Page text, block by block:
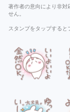
著作者の意向により非対
せん。
スタンプをタップすると